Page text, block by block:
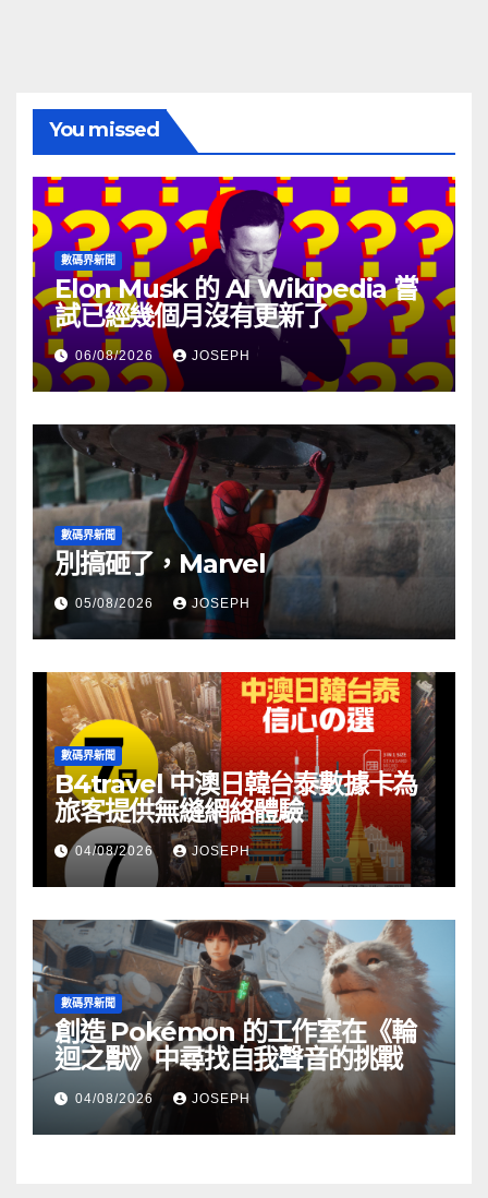
You missed
數碼界新聞
Elon Musk 的 AI Wikipedia 嘗
試已經幾個月沒有更新了
06/08/2026 JOSEPH
數碼界新聞
別搞砸了，Marvel
05/08/2026 JOSEPH
數碼界新聞
B4travel 中澳日韓台泰數據卡為
旅客提供無縫網絡體驗
04/08/2026 JOSEPH
數碼界新聞
創造 Pokémon 的工作室在《輪
迴之獸》中尋找自我聲音的挑戰
04/08/2026 JOSEPH